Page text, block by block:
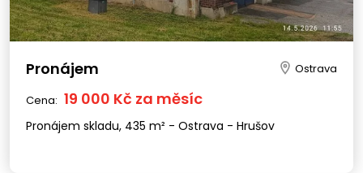
Pronájem Ostrava
Cena: 19 000 Kč za měsíc
Pronájem skladu, 435 m² - Ostrava - Hrušov